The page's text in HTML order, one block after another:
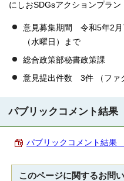
にしおSDGsアクションプラン
意見募集期間 令和5年2月
（水曜日）まで
総合政策部秘書政策課
意見提出件数 3件 （ファ
パブリックコメント結果
パブリックコメント結果
このページに関するお問